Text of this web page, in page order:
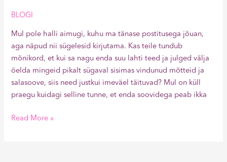
BLOGI
Mul pole halli aimugi, kuhu ma tänase postitusega jõuan,
aga näpud nii sügelesid kirjutama. Kas teile tundub
mõnikord, et kui sa nagu enda suu lahti teed ja julged välja
öelda mingeid pikalt sügaval sisimas vindunud mõtteid ja
salasoove, siis need justkui imeväel täituvad? Mul on küll
praegu kuidagi selline tunne, et enda soovidega peab ikka
Read More »